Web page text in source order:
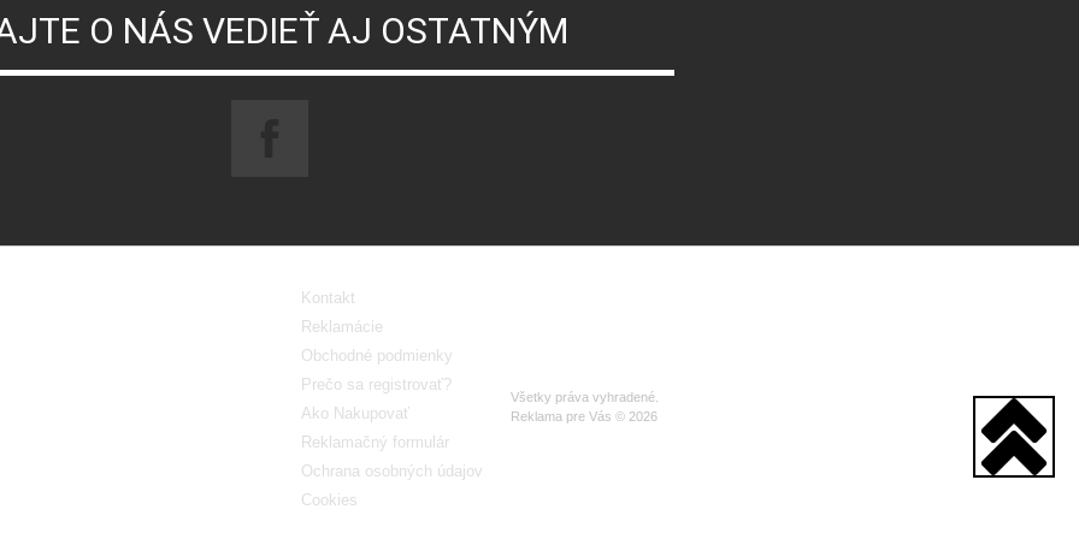
O NÁS VEDIEŤ AJ OSTATNÝM
Kontakt
Reklamácie
Obchodné podmienky
Prečo sa registrovať?
Ako Nakupovať
Reklamačný formulár
Ochrana osobných údajov
Cookies
Všetky práva vyhradené.
Reklama pre Vás © 2026